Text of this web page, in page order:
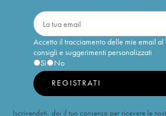
Accetto il tracciamento delle mie email al
consigli e suggerimenti personalizzati
Sì
No
REGISTRATI
Iscrivendoti, dai il tuo consenso per ricevere le